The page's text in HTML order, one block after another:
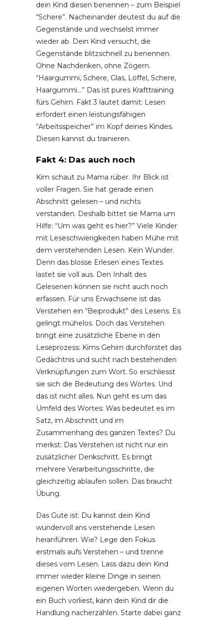
dein Kind diesen benennen – zum Beispiel
“Schere”. Nacheinander deutest du auf die
Gegenstände und wechselst immer
wieder ab. Dein Kind versucht, die
Gegenstände blitzschnell zu benennen.
Ohne Nachdenken, ohne Zögern.
“Haargummi, Schere, Glas, Löffel, Schere,
Haargummi…” Das ist pures Krafttraining
fürs Gehirn. Fakt 3 lautet damit: Lesen
erfordert einen leistungsfähigen
“Arbeitsspeicher” im Kopf deines Kindes.
Diesen kannst du trainieren.
Fakt 4: Das auch noch
Kim schaut zu Mama rüber. Ihr Blick ist
voller Fragen. Sie hat gerade einen
Abschnitt gelesen – und nichts
verstanden. Deshalb bittet sie Mama um
Hilfe: “Um was geht es hier?” Viele Kinder
mit Leseschwierigkeiten haben Mühe mit
dem verstehenden Lesen. Kein Wunder.
Denn das blosse Erlesen eines Textes
lastet sie voll aus. Den Inhalt des
Gelesenen können sie nicht auch noch
erfassen. Für uns Erwachsene ist das
Verstehen ein “Beiprodukt” des Lesens. Es
gelingt mühelos. Doch das Verstehen
bringt eine zusätzliche Ebene in den
Leseprozess: Kims Gehirn durchforstet das
Gedächtnis und sucht nach bestehenden
Verknüpfungen zum Wort. So erschliesst
sie sich die Bedeutung des Wortes. Und
das ist nicht alles. Nun geht es um das
Umfeld des Wortes: Was bedeutet es im
Satz, im Abschnitt und im
Zusammenhang des ganzen Textes? Du
merkst: Das Verstehen ist nicht nur ein
zusätzlicher Denkschritt. Es bringt
mehrere Verarbeitungsschritte, die
gleichzeitig ablaufen sollen. Das braucht
Übung.
Das Gute ist: Du kannst dein Kind
wundervoll ans verstehende Lesen
heranführen. Wie? Lege den Fokus
erstmals aufs Verstehen – und trenne
dieses vom Lesen. Lass dazu dein Kind
immer wieder kleine Dinge in seinen
eigenen Worten wiedergeben. Wenn du
ein Buch vorliest, kann dein Kind dir die
Handlung nacherzählen. Starte dabei ganz